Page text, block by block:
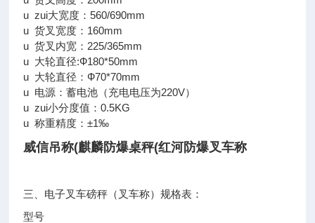
u zui大宽度：560/690mm
u 货叉宽度：160mm
u 货叉内宽：225/365mm
u 大轮直径:Ф180*50mm
u 大轮直径：Ф70*70mm
u 电源：蓄电池（充电电压为220V）
u zui小分度值：0.5KG
u 称重精度：±1‰
威信吊称(麒麟防爆桌秤(红河防爆叉车称
三、电子叉车磅秤（叉车称）规格表：
型号